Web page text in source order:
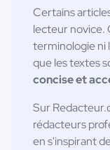
Certains
lecteur novice.
terminologie ni
que les textes
concise et
Sur
rédacteurs
en s'inspirant